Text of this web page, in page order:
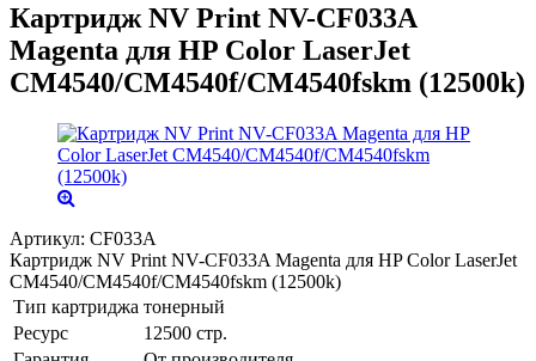
Картридж NV Print NV-CF033A
Magenta для HP Color LaserJet
CM4540/CM4540f/CM4540fskm (12500k)
Артикул: CF033A
Картридж NV Print NV-CF033A Magenta для HP Color LaserJet
CM4540/CM4540f/CM4540fskm (12500k)
Тип картриджа тонерный
Ресурс
12500 стр.